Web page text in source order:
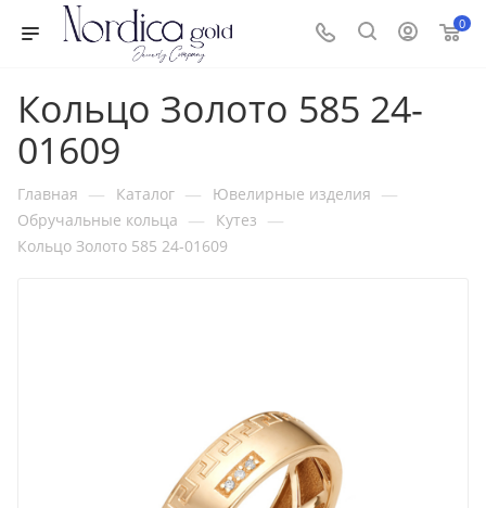
0
Кольцо Золото 585 24-
01609
Главная — Каталог — Ювелирные изделия —
Обручальные кольца — Кутез —
Кольцо Золото 585 24-01609